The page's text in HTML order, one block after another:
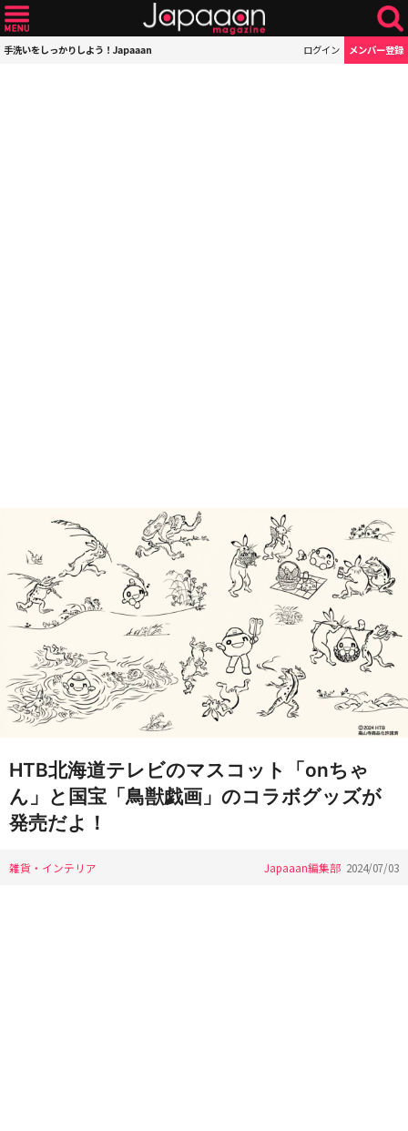
手洗いをしっかりしよう！Japaaan ログイン メンバー登録
HTB北海道テレビのマスコット「onちゃ
ん」と国宝「鳥獣戯画」のコラボグッズが
発売だよ！
雑貨・インテリア Japaaan編集部 2024/07/03